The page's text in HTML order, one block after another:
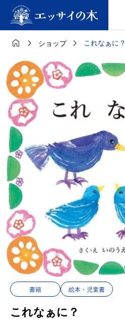
  ショップ  これなぁに？
書籍 絵本・児童書
これなぁに？